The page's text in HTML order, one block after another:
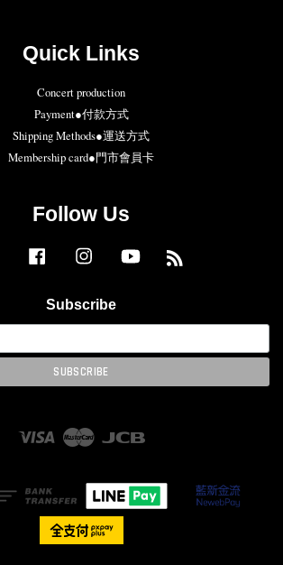
Quick Links
Concert production
Payment●付款方式
Shipping Methods●運送方式
Membership card●門市會員卡
Follow Us
Twitter Facebook Instagram YouTube
Subscribe
Visa Master